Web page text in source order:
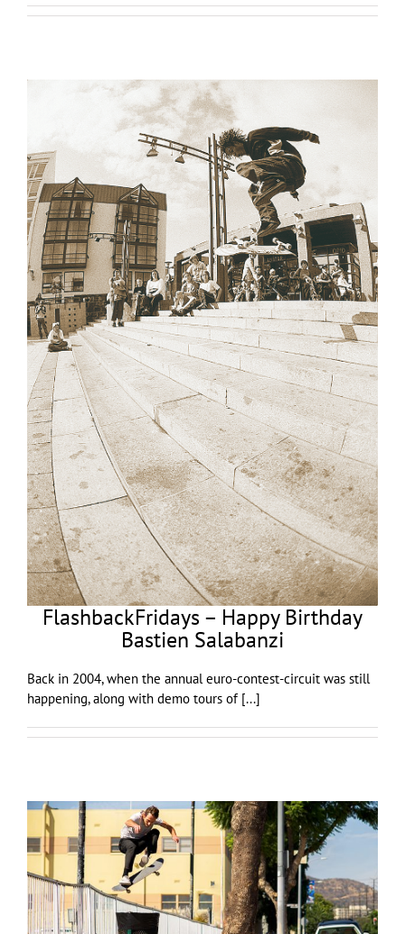
FlashbackFridays – Happy Birthday
Bastien Salabanzi
Back in 2004, when the annual euro-contest-circuit was still
happening, along with demo tours of [...]